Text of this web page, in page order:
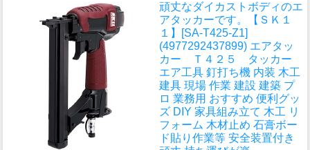
頑丈なダイカストボディのエ
アタッカーです。
【ＳＫ１
１】[SA-T425-Z1]
(4977292437899) エアタッ
カー Ｔ４２５ タッカー
エア工具 釘打ち機 内装 木工
建具 現場 作業 建設 建築 プ
ロ 業務用 おすすめ 便利グッ
ズ DIY 家具組み立て 木工 リ
フォーム 木材止め 石膏ボー
ド貼り作業等 安全装置付き